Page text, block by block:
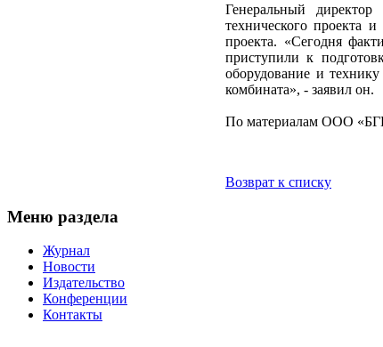
Генеральный
технического проекта
проекта. «Сегодня
приступили к
оборудование и
комбината», - заявил он.
По материалам ООО
Возврат к списку
Меню раздела
Журнал
Новости
Издательство
Конференции
Контакты